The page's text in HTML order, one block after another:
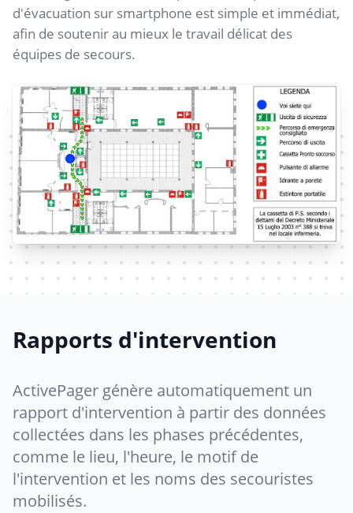
d'évacuation sur smartphone est simple et immédiat,
afin de soutenir au mieux le travail délicat des
équipes de secours.
Rapports d'intervention
ActivePager génère automatiquement un
rapport d'intervention à partir des données
collectées dans les phases précédentes,
comme le lieu, l'heure, le motif de
l'intervention et les noms des secouristes
mobilisés.